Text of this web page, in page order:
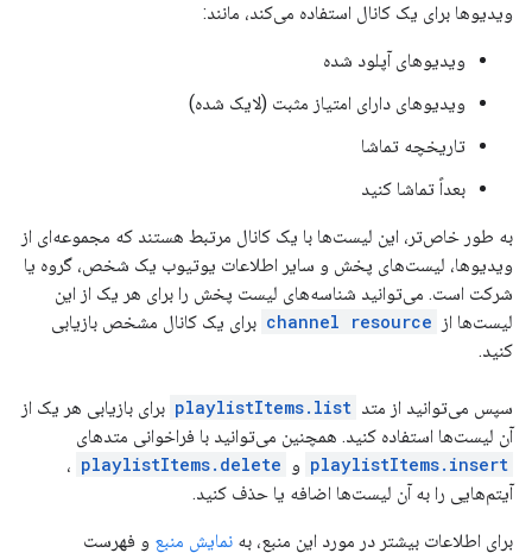
ویدیوها برای یک کانال استفاده می‌کند، مانند:
ویدیوهای آپلود شده
ویدیوهای دارای امتیاز مثبت (لایک شده)
تاریخچه تماشا
بعداً تماشا کنید
به طور خاص‌تر، این لیست‌ها با یک کانال مرتبط هستند که مجموعه‌ای از
ویدیوها، لیست‌های پخش و سایر اطلاعات یوتیوب یک شخص، گروه یا
شرکت است. می‌توانید شناسه‌های لیست پخش را برای هر یک از این
لیست‌ها از channel resource برای یک کانال مشخص بازیابی
کنید.
سپس می‌توانید از متد playlistItems.list برای بازیابی هر یک از
آن لیست‌ها استفاده کنید. همچنین می‌توانید با فراخوانی متدهای
playlistItems.insert و playlistItems.delete ،
آیتم‌هایی را به آن لیست‌ها اضافه یا حذف کنید.
برای اطلاعات بیشتر در مورد این منبع، به نمایش منبع و فهرست